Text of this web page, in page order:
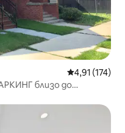
Средна
4,91 (174)
близо до